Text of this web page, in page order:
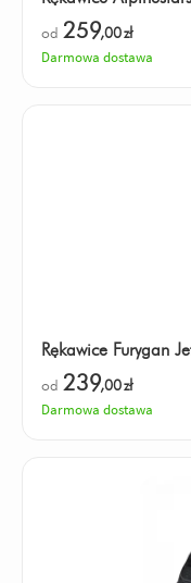
od 259,00zł
Darmowa dostawa
Rękawice Furygan
od 239,00zł
Darmowa dostawa